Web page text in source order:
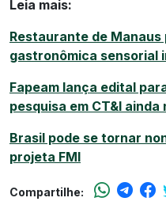
Leia mais:
Restaurante de
gastronômica sensorial
Fapeam lança edital
pesquisa em CT&I
Brasil pode se tornar
projeta FMI
Compartilhe: